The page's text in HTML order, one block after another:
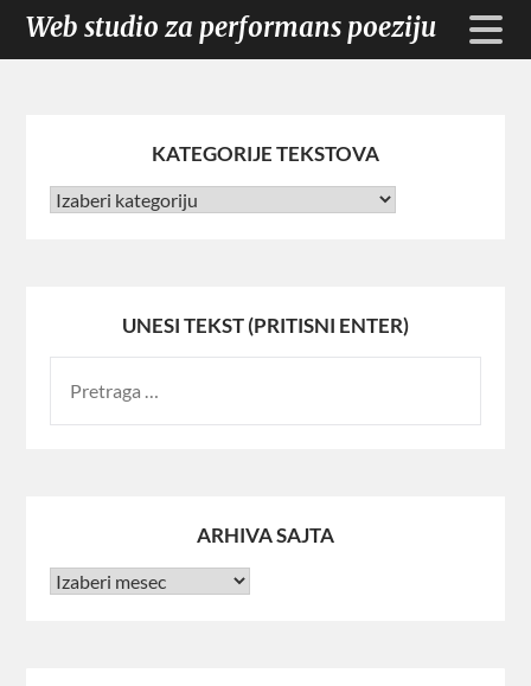
Web studio za performans poeziju
KATEGORIJE TEKSTOVA
UNESI TEKST (PRITISNI ENTER)
ARHIVA SAJTA